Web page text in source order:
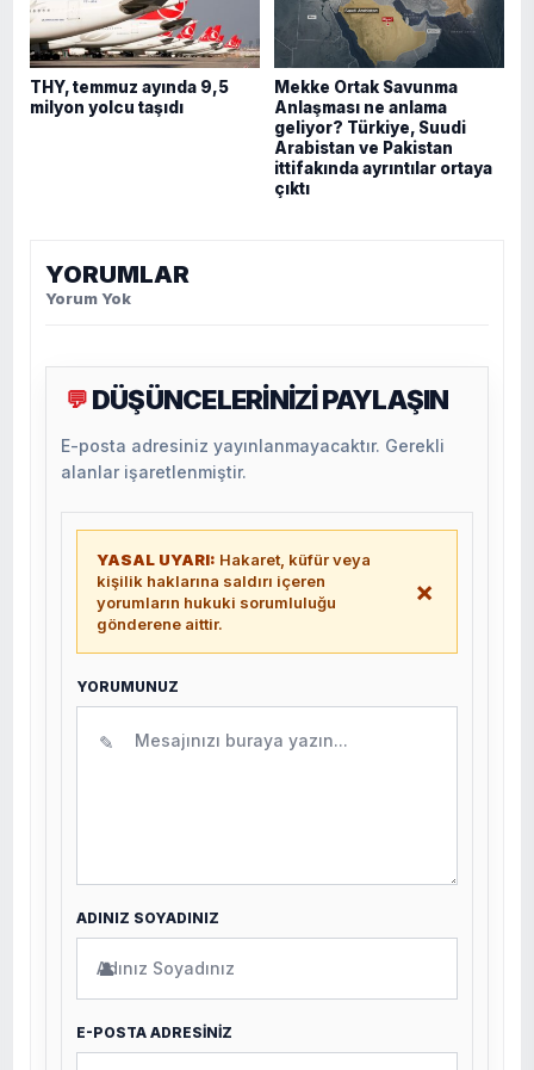
THY, temmuz ayında 9,5
milyon yolcu taşıdı
Mekke Ortak Savunma
Anlaşması ne anlama
geliyor? Türkiye, Suudi
Arabistan ve Pakistan
ittifakında ayrıntılar ortaya
çıktı
YORUMLAR
Yorum Yok
💬 DÜŞÜNCELERİNİZİ PAYLAŞIN
E-posta adresiniz yayınlanmayacaktır. Gerekli
alanlar işaretlenmiştir.
YASAL UYARI: Hakaret, küfür veya
kişilik haklarına saldırı içeren
yorumların hukuki sorumluluğu
gönderene aittir.
×
YORUMUNUZ
✎
ADINIZ SOYADINIZ
👤
E-POSTA ADRESİNİZ